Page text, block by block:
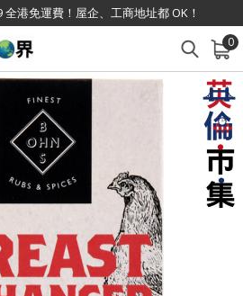
全港免運費！屋企、工商地址都 OK！
0
查看